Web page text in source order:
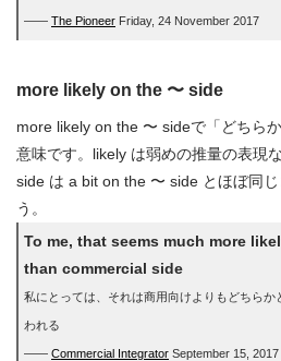
―― The Pioneer Friday, 24 November 2017
more likely on the 〜 side
more likely on the 〜 sideで「どちら
意味です。likely は弱めの推量の表現
side は a bit on the 〜 side とほぼ同
う。
To me, that seems much more
than commercial side
私にとっては、それは商用向けよりもどちら
われる
―― Commercial Integrator September 15, 2017